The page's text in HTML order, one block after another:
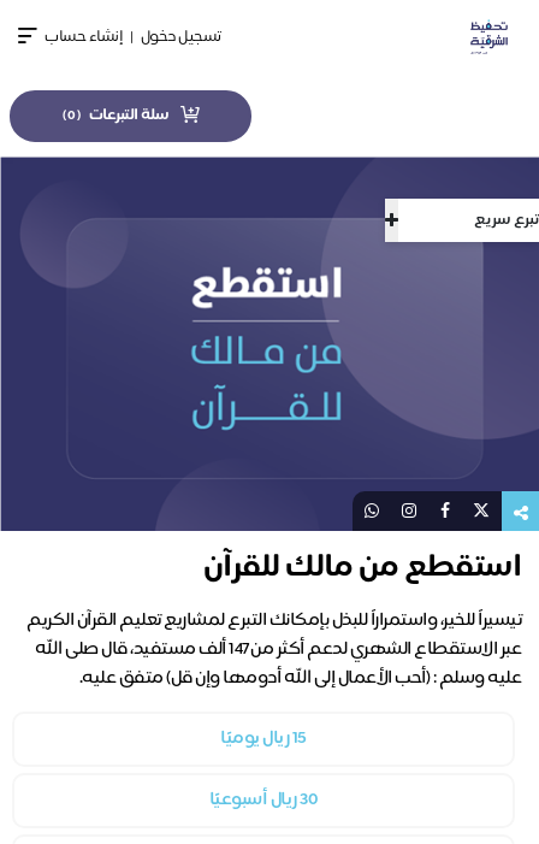
تبرع سريع
تسجيل دخول | إنشاء حساب
سلة التبرعات (
0
)
استقطع من مالك للقرآن
تيسيراً للخير، واستمراراً للبذل بإمكانك التبرع لمشاريع تعليم القرآن الكريم
عبر الاستقطاع الشهري لدعم أكثر من 147 ألف مستفيد، قال صلى الله
عليه وسلم : (أحب الأعمال إلى الله أدومها وإن قل) متفق عليه.
15 ريال يوميًا
30 ريال أسبوعيًا